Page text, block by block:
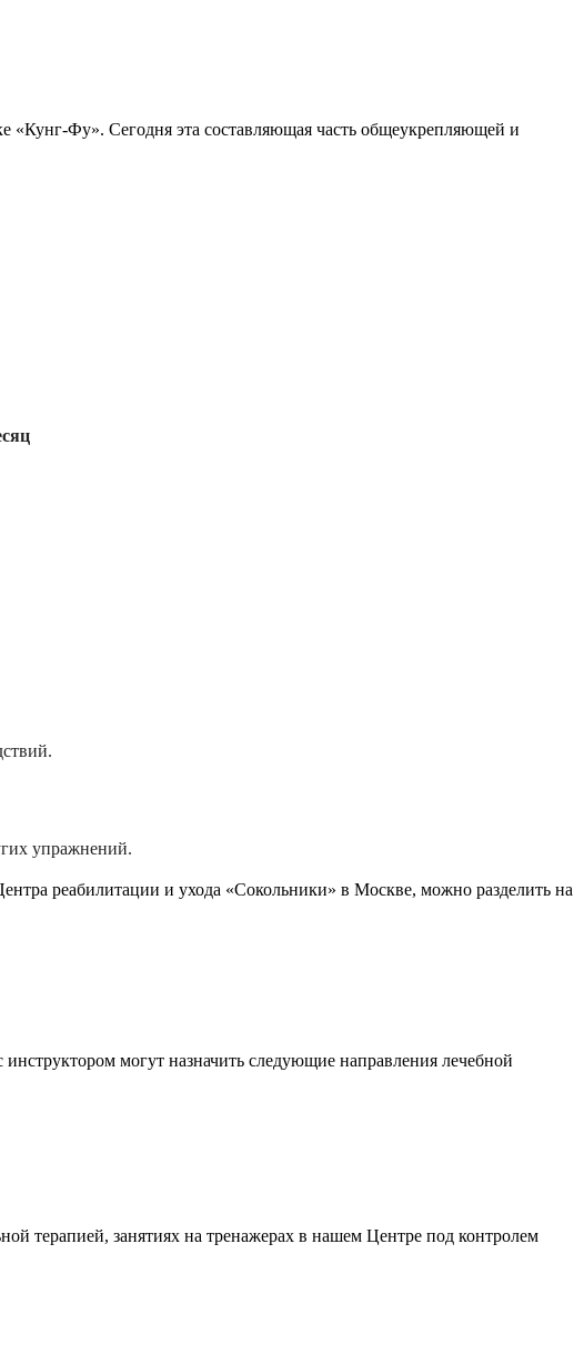
«Кунг-Фу». Сегодня эта составляющая часть общеукрепляющей и
упражнений.
реабилитации и ухода «Сокольники» в Москве, можно разделить на
могут назначить следующие направления лечебной
терапией, занятиях на тренажерах в нашем Центре под контролем